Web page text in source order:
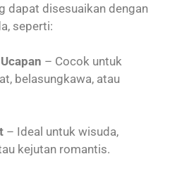
dapat disesuaikan dengan
seperti:
– Cocok untuk
belasungkawa, atau
– Ideal untuk wisuda,
kejutan romantis.